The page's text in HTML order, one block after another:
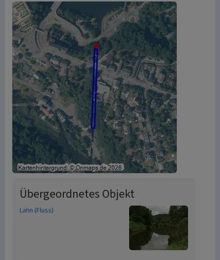
Übergeordnetes Objekt
Lahn (Fluss)